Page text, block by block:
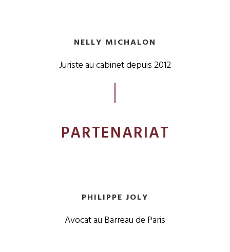
NELLY MICHALON
Juriste au cabinet depuis 2012
PARTENARIAT
PHILIPPE JOLY
Avocat au Barreau de Paris